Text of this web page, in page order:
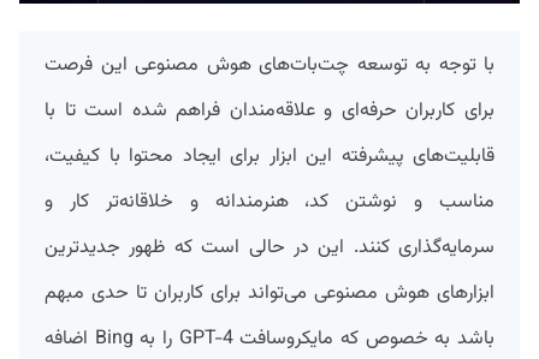
با توجه به توسعه‌ چت‌بات‌های هوش مصنوعی این فرصت
برای کاربران حرفه‌ای و علاقه‌مندان فراهم شده است تا با
قابلیت‌های پیشرفته این ابزار برای ایجاد محتوا با کیفیت،
مناسب و نوشتن کد، هنرمندانه‌ و خلاقانه‌تر کار و
سرمایه‌گذاری کنند. این در حالی است که ظهور جدیدترین
ابزارهای هوش مصنوعی می‌تواند برای کاربران تا حدی مبهم
باشد به خصوص که مایکروسافت GPT-4 را به Bing اضافه